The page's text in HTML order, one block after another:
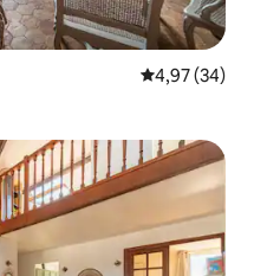
Gemiddelde
4,97 (34)